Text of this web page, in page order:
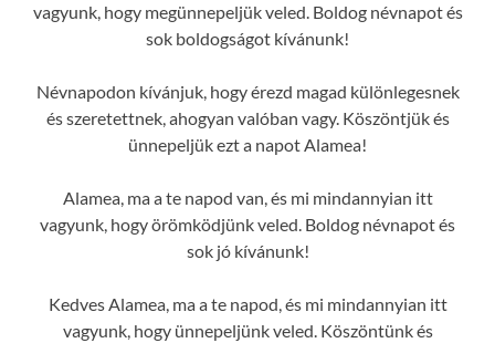
vagyunk, hogy megünnepeljük veled. Boldog névnapot és
sok boldogságot kívánunk!
Névnapodon kívánjuk, hogy érezd magad különlegesnek
és szeretettnek, ahogyan valóban vagy. Köszöntjük és
ünnepeljük ezt a napot Alamea!
Alamea, ma a te napod van, és mi mindannyian itt
vagyunk, hogy örömködjünk veled. Boldog névnapot és
sok jó kívánunk!
Kedves Alamea, ma a te napod, és mi mindannyian itt
vagyunk, hogy ünnepeljünk veled. Köszöntünk és